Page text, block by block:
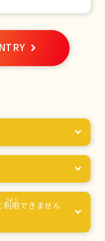
利用 できません